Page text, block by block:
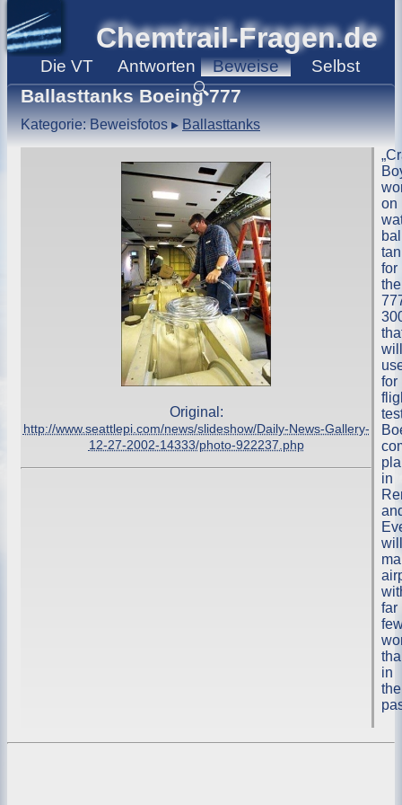
Chemtrail-Fragen.de
Die VT Antworten Beweise
Selbst
🔍
Ballasttanks Boeing 777
Kategorie: Beweisfotos▸Ballasttanks
Original:
http://www.seattlepi.com/news/slideshow/Daily-News-Gallery-
12-27-2002-14333/photo-922237.php
on
for
the
will
for
in
will
far
in
the